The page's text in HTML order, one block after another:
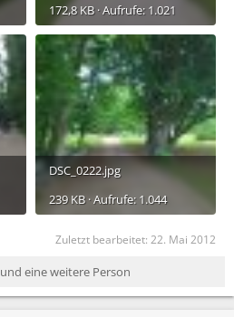
172,8 KB · Aufrufe: 1.021
DSC_0222.jpg
239 KB · Aufrufe: 1.044
Zuletzt bearbeitet: 22. Mai 2012
und eine weitere Person